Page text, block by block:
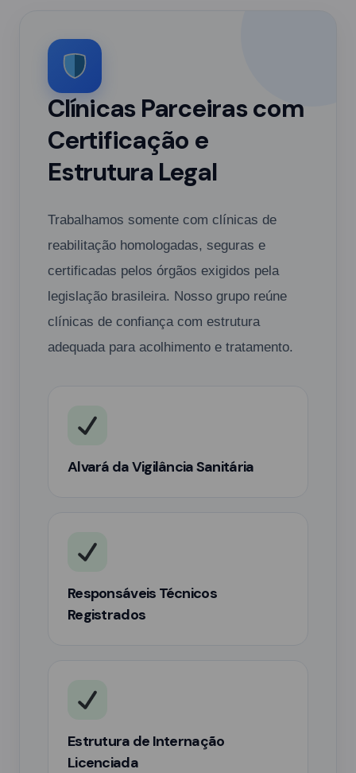
Clínicas Parceiras com
Certificação e
Estrutura Legal
Trabalhamos somente com clínicas de
reabilitação homologadas, seguras e
certificadas pelos órgãos exigidos pela
legislação brasileira. Nosso grupo reúne
clínicas de confiança com estrutura
adequada para acolhimento e tratamento.
Alvará da Vigilância Sanitária
Responsáveis Técnicos
Registrados
Estrutura de Internação
Licenciada